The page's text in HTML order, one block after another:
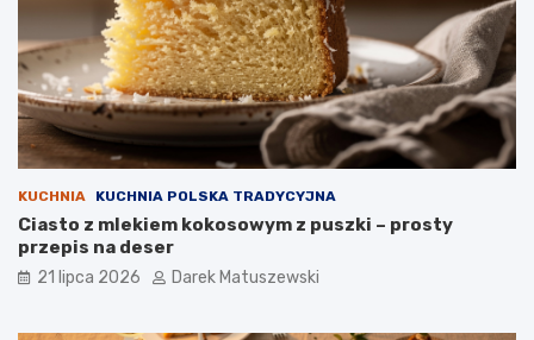
KUCHNIA KUCHNIA POLSKA TRADYCYJNA
Ciasto z mlekiem kokosowym z puszki – prosty
przepis na deser
21 lipca 2026 Darek Matuszewski